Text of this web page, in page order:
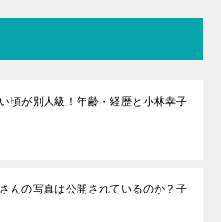
頃が別人級！年齢・経歴と小林幸子
んの写真は公開されているのか？子